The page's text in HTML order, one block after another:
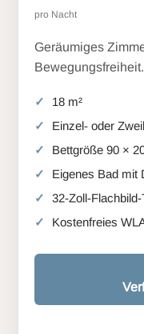
pro Nacht
Geräumiges
Bewegungsfreiheit.
18 m²
Einzel- oder
Bettgröße 90 ×
Eigenes Bad mit
32-Zoll-
Kostenfreies